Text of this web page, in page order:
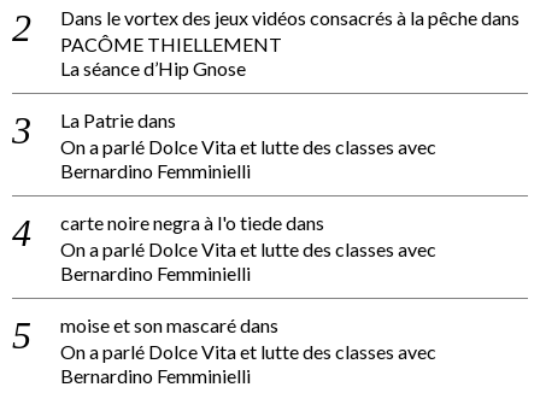
Dans le vortex des jeux vidéos consacrés à la pêchedans
PACÔME THIELLEMENT
La séance d’Hip Gnose
La Patriedans
On a parlé Dolce Vita et lutte des classes avec
Bernardino Femminielli
carte noire negra à l'o tiededans
On a parlé Dolce Vita et lutte des classes avec
Bernardino Femminielli
moise et son mascarédans
On a parlé Dolce Vita et lutte des classes avec
Bernardino Femminielli